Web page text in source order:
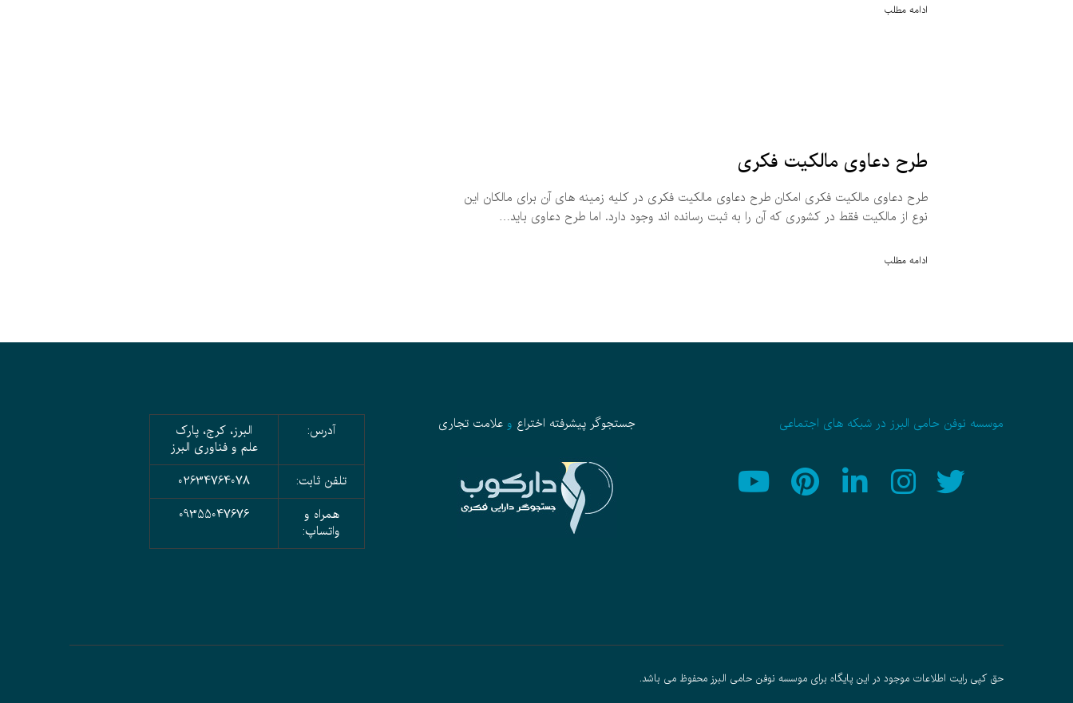
ادامه مطلب
طرح دعاوی مالکیت فکری
طرح دعاوی مالکیت فکری امکان طرح دعاوی مالکیت فکری در کلیه زمینه های آن برای مالکان این
نوع از مالکیت فقط در کشوری که آن را به ثبت رسانده اند وجود دارد. اما طرح دعاوی باید…
ادامه مطلب
موسسه نوفن حامی البرز در شبکه های اجتماعی جستجوگر پیشرفته اختراع وعلامت تجاری آدرس:
البرز، کرج، پارک
علم و فناوری البرز
تلفن ثابت:
02634764078
همراه و
واتساپ:
09355047676
حق کپی رایت اطلاعات موجود در این پایگاه برای موسسه نوفن حامی البرز محفوظ می باشد.